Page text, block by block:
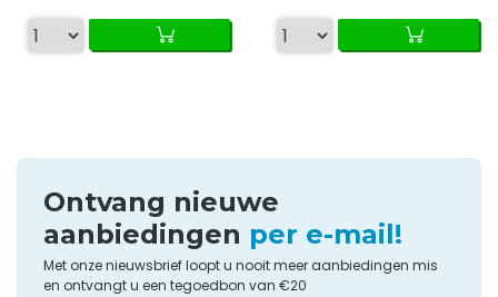
Ontvang nieuwe
aanbiedingen per e-mail!
Met onze nieuwsbrief loopt u nooit meer aanbiedingen mis
en ontvangt u een tegoedbon van €20